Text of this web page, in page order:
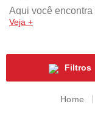
Aqui você
e rasqueadeiras,
Veja +
Filtros